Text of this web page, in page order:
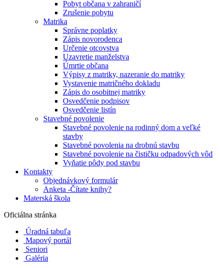
Pobyt občana v zahraničí
Zrušenie pobytu
Matrika
Správne poplatky
Zápis novorodenca
Určenie otcovstva
Uzavretie manželstva
Úmrtie občana
Výpisy z matriky, nazeranie do matriky
Vystavenie matričného dokladu
Zápis do osobitnej matriky
Osvedčenie podpisov
Osvedčenie listín
Stavebné povolenie
Stavebné povolenie na rodinný dom a veľké
stavby
Stavebné povolenia na drobnú stavbu
Stavebné povolenie na čističku odpadových vôd
Vyňatie pôdy pod stavbu
Kontakty
Objednávkový formulár
Anketa -Čítate knihy?
Materská škola
Oficiálna stránka
Úradná tabuľa
Mapový portál
Seniori
Galéria